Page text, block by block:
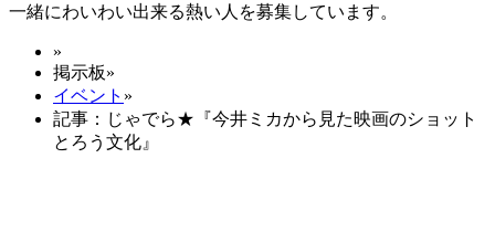
一緒にわいわい出来る熱い人を募集しています。
»
掲示板»
イベント »
記事：じゃでら★『今井ミカから見た映画のショット
とろう文化』